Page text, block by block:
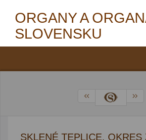
ORGANY A
SLOVENSKU
SKLENÉ TEPLICE, OKRES